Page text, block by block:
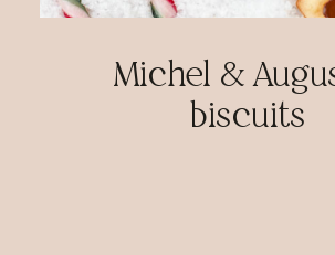
Michel &
biscuits